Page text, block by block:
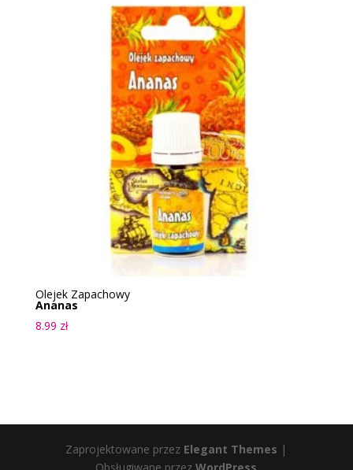
Olejek Zapachowy
Ananas
8.99 zł
Zaprojektowane przez Elegant Themes |
Obsługiwane przezWordPress